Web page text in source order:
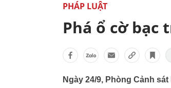
PHÁP LUẬT
Phá ổ cờ bạc
Ngày 24/9, Phòng Cảnh